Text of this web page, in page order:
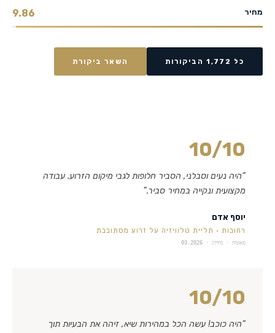
מחיר 9.86
כל 1,772 הביקורות השאר ביקורת
10/10
“היה נעים וסבלני, הסביר חלופות לגבי מיקום הזרוע. עבודה
מקצועית ונקייה במחיר סביר.”
יוסף אדם
רחובות · תליית טלוויזיה על זרוע מסתובבת
מאומת · מידרג · 03.2026
10/10
“היה כוכב! עשה הכל במהירות שיא, זיהה את הבעיות תוך